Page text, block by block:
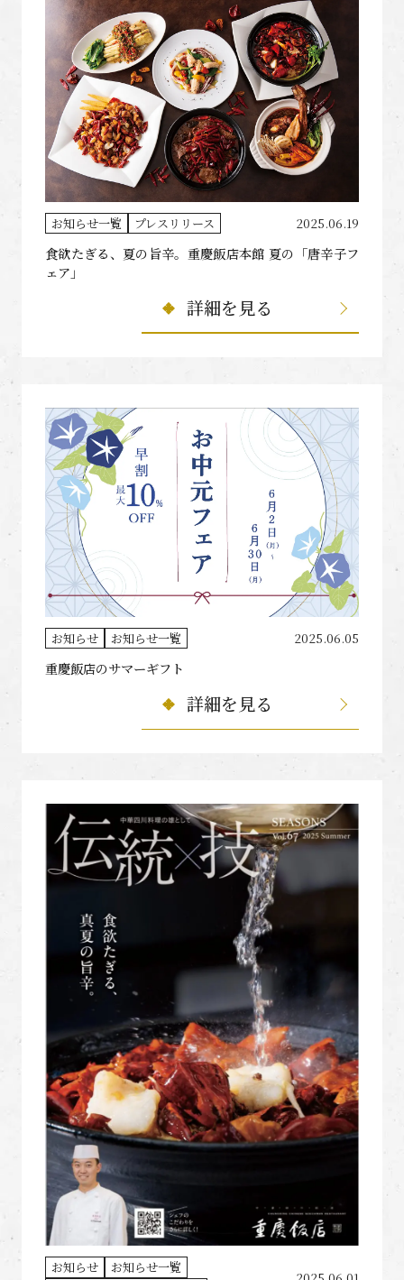
お知らせ一覧 プレスリリース 2025.06.19
食欲たぎる、夏の旨辛。重慶飯店本館 夏の「唐辛子フ
ェア」
詳細を見る
お知らせ お知らせ一覧 2025.06.05
重慶飯店のサマーギフト
詳細を見る
お知らせ
お知らせ一覧